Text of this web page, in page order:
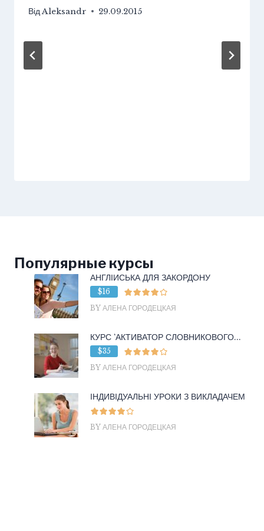
ВідAleksandr 29.09.2015
Популярные курсы
АНГЛІЙСЬКА ДЛЯ ЗАКОРДОНУ
$16
BY АЛЕНА ГОРОДЕЦКАЯ
КУРС ‘АКТИВАТОР СЛОВНИКОВОГО...
$35
BY АЛЕНА ГОРОДЕЦКАЯ
ІНДИВІДУАЛЬНІ УРОКИ З ВИКЛАДАЧЕМ
BY АЛЕНА ГОРОДЕЦКАЯ